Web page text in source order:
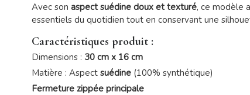
Avec son aspect suédine doux et texturé, ce modèle
essentiels du quotidien tout en conservant une
Caractéristiques produit :
Dimensions : 30 cm x 16 cm
Matière : Aspect suédine(100% synthétique)
Fermeture zippée principale